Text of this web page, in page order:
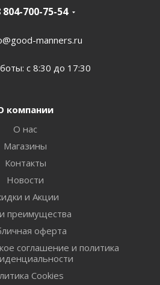
804-700-75-54
manners.ru
с 8:30 до 17:30
компании
О нас
Магазины
Контакты
Новости
и Акции
преимущества
оферта
соглашение и политика
Cookies